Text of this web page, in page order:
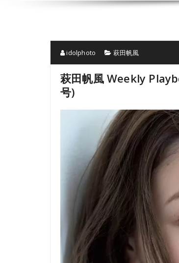
idolphoto 萩田帆風
萩田帆風 Weekly
号)